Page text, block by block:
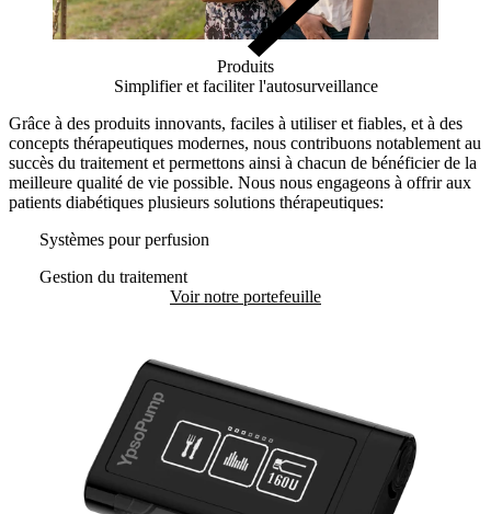
Produits
Simplifier et faciliter l'autosurveillance
Grâce à des produits innovants, faciles à utiliser et fiables, et à des
concepts thérapeutiques modernes, nous contribuons notablement au
succès du traitement et permettons ainsi à chacun de bénéficier de la
meilleure qualité de vie possible. Nous nous engageons à offrir aux
patients diabétiques plusieurs solutions thérapeutiques:
Systèmes pour perfusion
Gestion du traitement
Voir notre portefeuille